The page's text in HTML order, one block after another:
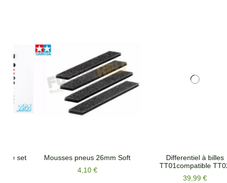
Differentiel à billes
Tamiya 54476 kit roulements
TT02
24,50 €